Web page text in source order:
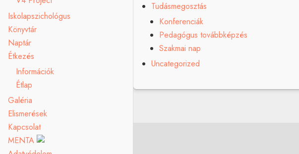
Iskolapszichológus
Könyvtár
Naptár
Étkezés
Információk
Étlap
Galéria
Elismerések
Kapcsolat
MENTA
Tudásmegosztás
Konferenciák
Pedagógus továbbképzés
Szakmai nap
Uncategorized